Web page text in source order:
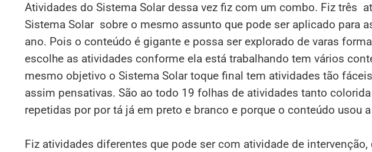
Atividades do Sistema Solar dessa vez fiz com um combo. Fiz três
Sistema Solar sobre o mesmo assunto que pode ser aplicado para
ano. Pois o conteúdo é gigante e possa ser explorado de varas
escolhe as atividades conforme ela está trabalhando tem vários
mesmo objetivo o Sistema Solar toque final tem atividades tão
assim pensativas. São ao todo 19 folhas de atividades tanto
repetidas por por tá já em preto e branco e porque o conteúdo usou
Fiz atividades diferentes que pode ser com atividade de